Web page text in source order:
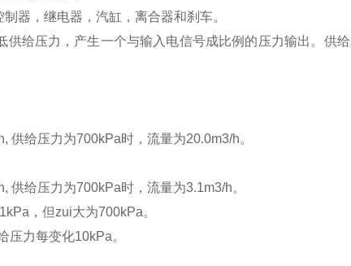
器，继电器，汽缸，离合器和刹车。
供给压力，产生一个与输入电信号成比例的压力输出。供
供给压力为700kPa时，流量为20.0m3/h。
供给压力为700kPa时，流量为3.1m3/h。
，但zui大为700kPa。
压力每变化10kPa。